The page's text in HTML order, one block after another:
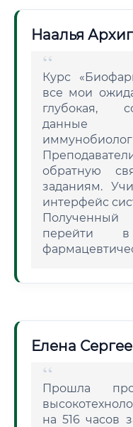
Наалья
Курс
все мои
глубокая,
данные
обратную
заданиям.
интерфейс
перейти
Елена
Прошла
на 516 часов